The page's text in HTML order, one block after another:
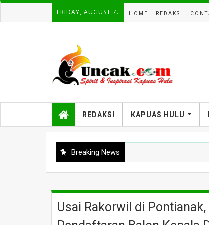
FRIDAY, AUGUST 7. HOME REDAKSI
REDAKSI KAPUAS HULU
Breaking News
Usai Rakorwil di